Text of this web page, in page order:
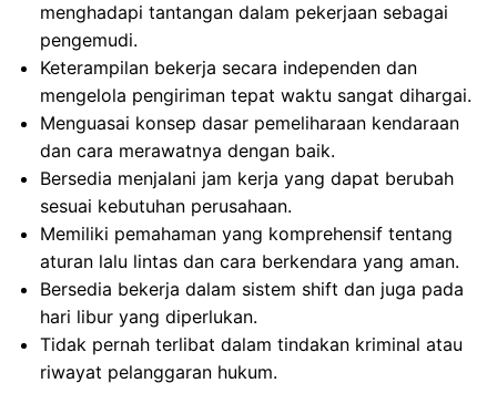
menghadapi tantangan dalam pekerjaan sebagai
pengemudi.
Keterampilan bekerja secara independen dan
mengelola pengiriman tepat waktu sangat dihargai.
Menguasai konsep dasar pemeliharaan kendaraan
dan cara merawatnya dengan baik.
Bersedia menjalani jam kerja yang dapat berubah
sesuai kebutuhan perusahaan.
Memiliki pemahaman yang komprehensif tentang
aturan lalu lintas dan cara berkendara yang aman.
Bersedia bekerja dalam sistem shift dan juga pada
hari libur yang diperlukan.
Tidak pernah terlibat dalam tindakan kriminal atau
riwayat pelanggaran hukum.